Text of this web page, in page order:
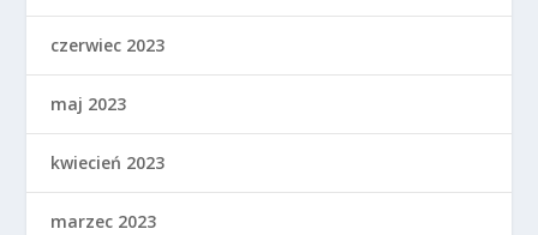
czerwiec 2023
maj 2023
kwiecień 2023
marzec 2023